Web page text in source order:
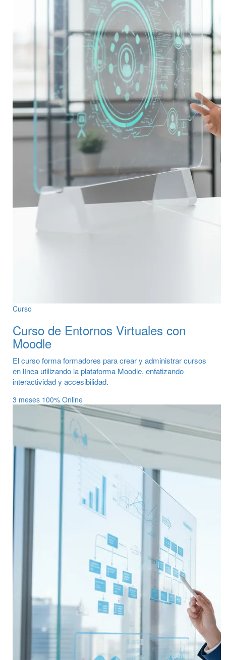
Curso
Curso de Entornos Virtuales con
Moodle
El curso forma formadores para crear y administrar cursos
en línea utilizando la plataforma Moodle, enfatizando
interactividad y accesibilidad.
3 meses 100% Online